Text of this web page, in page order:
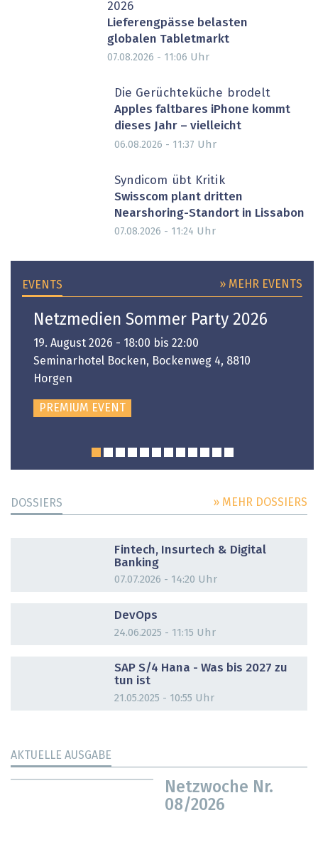
2026
Lieferengpässe belasten
globalen Tabletmarkt
07.08.2026 - 11:06 Uhr
Die Gerüchteküche brodelt
Apples faltbares iPhone kommt
dieses Jahr – vielleicht
06.08.2026 - 11:37 Uhr
Syndicom übt Kritik
Swisscom plant dritten
Nearshoring-Standort in Lissabon
07.08.2026 - 11:24 Uhr
EVENTS » MEHR EVENTS
Netzmedien Sommer Party 2026
19. August 2026 - 18:00 bis 22:00
Seminarhotel Bocken, Bockenweg 4, 8810
Horgen
PREMIUM EVENT
DOSSIERS » MEHR DOSSIERS
Fintech, Insurtech & Digital
Banking
07.07.2026 - 14:20 Uhr
DevOps
24.06.2025 - 11:15 Uhr
SAP S/4 Hana - Was bis 2027 zu
tun ist
21.05.2025 - 10:55 Uhr
AKTUELLE AUSGABE
Netzwoche Nr.
08/2026